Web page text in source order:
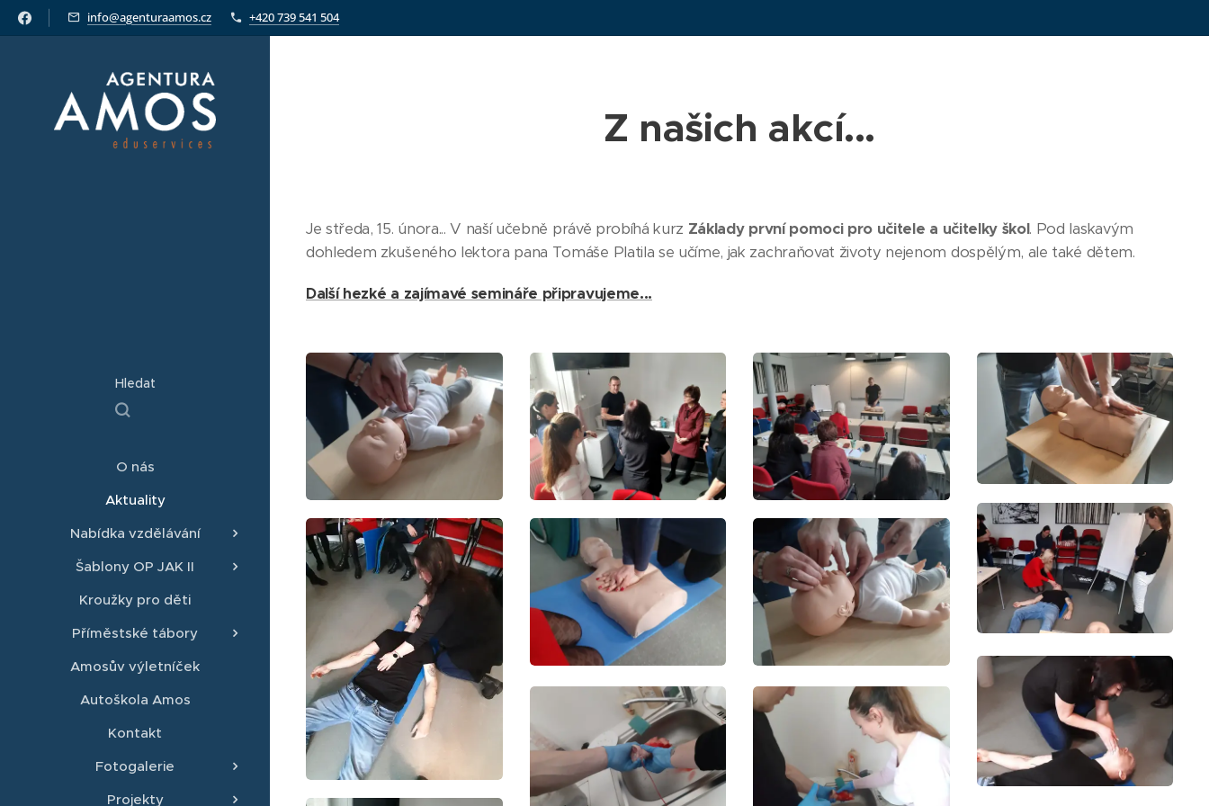
info@agenturaamos.cz +420 739 541 504
Hledat
O nás
Aktuality
Nabídka vzdělávání
Šablony OP JAK II
Kroužky pro děti
Příměstské tábory
Amosův výletníček
Autoškola Amos
Kontakt
Fotogalerie
Projekty
Z našich akcí...
Je středa, 15. února... V naší učebně právě probíhá kurz Základy první pomoci pro učitele a učitelky škol. Pod laskavým
dohledem zkušeného lektora pana Tomáše Platila se učíme, jak zachraňovat životy nejenom dospělým, ale také dětem.
Další hezké a zajímavé semináře připravujeme...